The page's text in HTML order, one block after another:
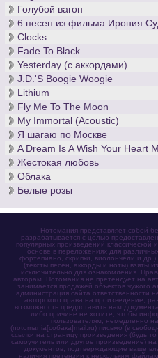
Голубой вагон
6 песен из фильма Ирония
Clocks
Fade To Black
Yesterday (с аккордами)
J.D.'S Boogie Woogie
Lithium
Fly Me To The Moon
My Immortal (Acoustic)
Я шагаю по Москве
A Dream Is A Wish Your Heart
Жестокая любовь
Облака
Белые розы
Нотомания представляет собой
разрабатывается с целью
популярных произведений
основе в переложениях для
фортепиано, скрипки, виолончели и
(тексты песен, аккорды и ноты) взяты
исключительно для ознакомления.
авторам. Нотомания не претендует на
занимается продажей объектов чужого
администрация сайта ответственности
авторского права на произведение,
возможность предоставить нам
либо причине не хотите, чтобы
пользователям, немедленно
(notomania[собака]mail.ru) письмо (в
ссылки на страницу произведения (будь
самоучитель или другое произведение)
документов, подтверждающие ваше
наличия претензии к нескольким